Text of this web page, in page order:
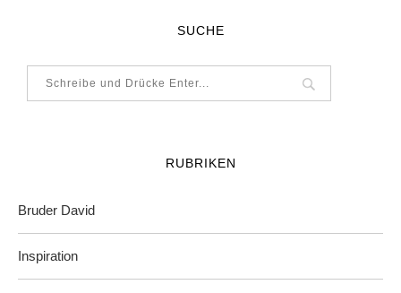
SUCHE
RUBRIKEN
Bruder David
Inspiration